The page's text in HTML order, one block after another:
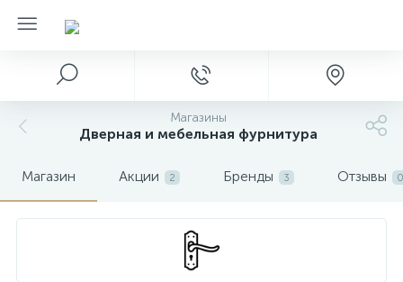
Магазины
Дверная и мебельная фурнитура
Магазин Акции 2 Бренды 3 Отзывы 0